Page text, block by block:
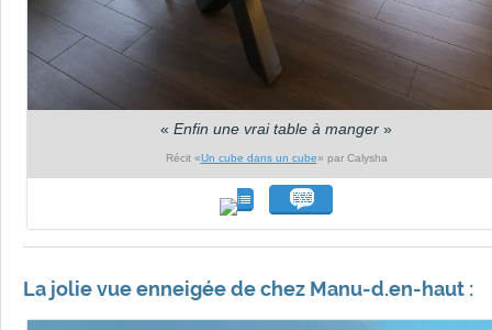
« Enfin une vrai table à manger »
Récit «Un cube dans un cube» par Calysha
La jolie vue enneigée de chez Manu-d.en-haut :